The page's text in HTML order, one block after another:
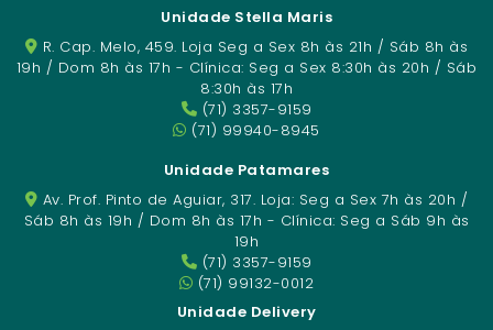
Unidade Stella Maris
R. Cap. Melo, 459. Loja Seg a Sex 8h às 21h / Sáb 8h às
19h / Dom 8h às 17h - Clínica: Seg a Sex 8:30h às 20h / Sáb
8:30h às 17h
(71) 3357-9159
(71) 99940-8945
Unidade Patamares
Av. Prof. Pinto de Aguiar, 317. Loja: Seg a Sex 7h às 20h /
Sáb 8h às 19h / Dom 8h às 17h - Clínica: Seg a Sáb 9h às
19h
(71) 3357-9159
(71) 99132-0012
Unidade Delivery